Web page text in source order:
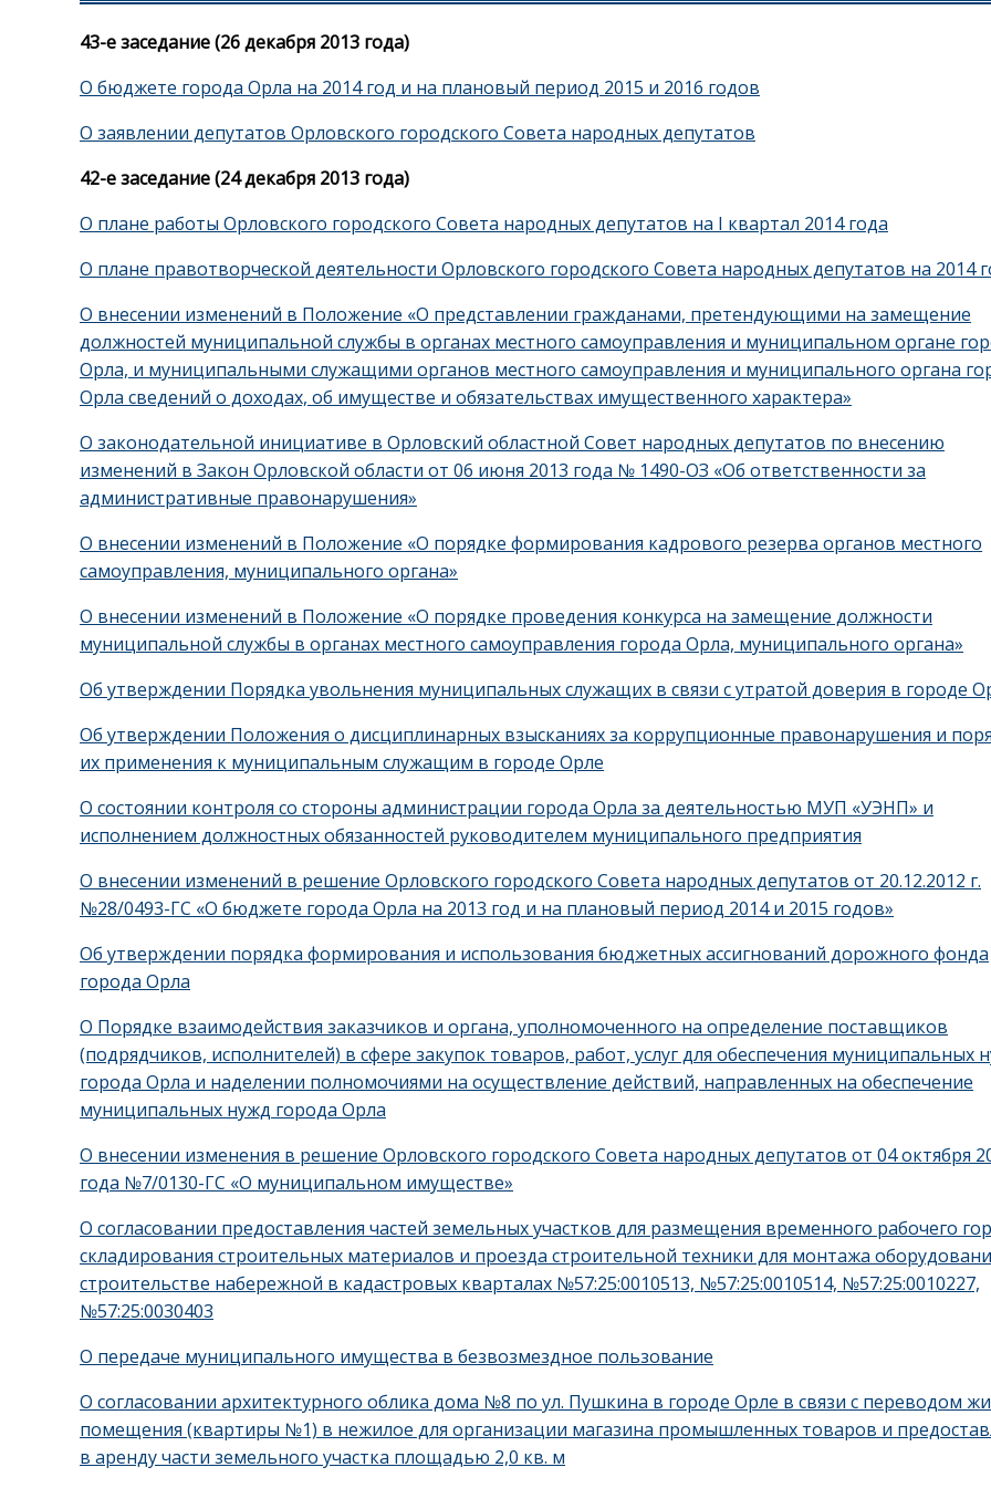
43-е заседание (26 декабря 2013 года)
О бюджете города Орла на 2014 год и на плановый период 2015 и 2016 годов
О заявлении депутатов Орловского городского Совета народных депутатов
42-е заседание (24 декабря 2013 года)
О плане работы Орловского городского Совета народных депутатов на I квартал 2014 года
О плане правотворческой деятельности Орловского городского Совета народных депутатов на 2014
О внесении изменений в Положение «О представлении гражданами, претендующими на замещение
должностей муниципальной службы в органах местного самоуправления и муниципальном органе
Орла, и муниципальными служащими органов местного самоуправления и муниципального органа
Орла сведений о доходах, об имуществе и обязательствах имущественного характера»
О законодательной инициативе в Орловский областной Совет народных депутатов по внесению
изменений в Закон Орловской области от 06 июня 2013 года № 1490-ОЗ «Об ответственности за
административные правонарушения»
О внесении изменений в Положение «О порядке формирования кадрового резерва органов местного
самоуправления, муниципального органа»
О внесении изменений в Положение «О порядке проведения конкурса на замещение должности
муниципальной службы в органах местного самоуправления города Орла, муниципального органа»
Об утверждении Порядка увольнения муниципальных служащих в связи с утратой доверия в городе
Об утверждении Положения о дисциплинарных взысканиях за коррупционные правонарушения и
их применения к муниципальным служащим в городе Орле
О состоянии контроля со стороны администрации города Орла за деятельностью МУП «УЭНП» и
исполнением должностных обязанностей руководителем муниципального предприятия
О внесении изменений в решение Орловского городского Совета народных депутатов от 20.12.2012 г.
№28/0493-ГС «О бюджете города Орла на 2013 год и на плановый период 2014 и 2015 годов»
Об утверждении порядка формирования и использования бюджетных ассигнований дорожного фонда
города Орла
О Порядке взаимодействия заказчиков и органа, уполномоченного на определение поставщиков
(подрядчиков, исполнителей) в сфере закупок товаров, работ, услуг для обеспечения муниципальных
города Орла и наделении полномочиями на осуществление действий, направленных на обеспечение
муниципальных нужд города Орла
О внесении изменения в решение Орловского городского Совета народных депутатов от 04 октября
года №7/0130-ГС «О муниципальном имуществе»
О согласовании предоставления частей земельных участков для размещения временного рабочего
складирования строительных материалов и проезда строительной техники для монтажа
строительстве набережной в кадастровых кварталах №57:25:0010513, №57:25:0010514, №57:25:0010227,
№57:25:0030403
О передаче муниципального имущества в безвозмездное пользование
О согласовании архитектурного облика дома №8 по ул. Пушкина в городе Орле в связи с переводом
помещения (квартиры №1) в нежилое для организации магазина промышленных товаров и
в аренду части земельного участка площадью 2,0 кв. м